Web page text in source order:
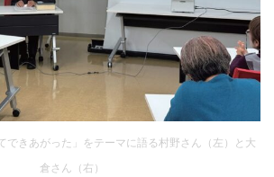
できあがった」をテーマに語る村野さん（左）と大
倉さん（右）